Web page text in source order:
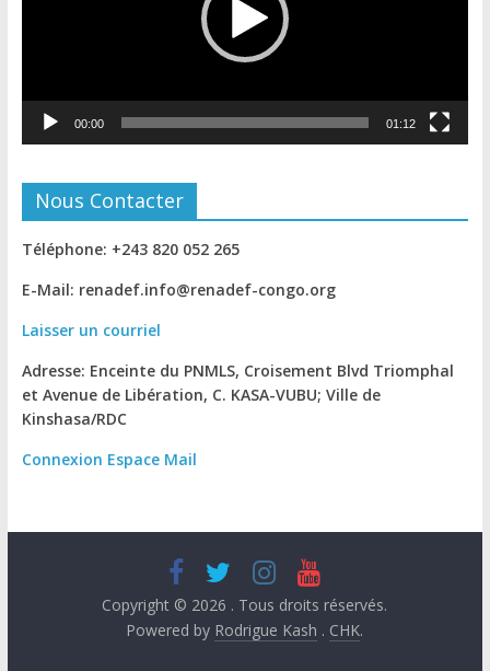
00:00 01:12
Nous Contacter
Téléphone: +243 820 052 265
E-Mail: renadef.info@renadef-congo.org
Laisser un courriel
Adresse: Enceinte du PNMLS, Croisement Blvd Triomphal
et Avenue de Libération, C. KASA-VUBU; Ville de
Kinshasa/RDC
Connexion Espace Mail
Copyright © 2026 . Tous droits réservés.
Powered by Rodrigue Kash . CHK.